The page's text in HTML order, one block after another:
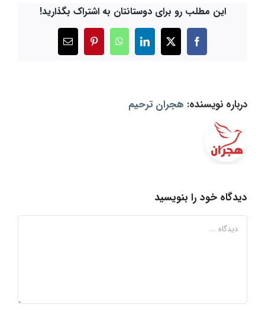
این مطلب رو برای دوستانتان به اشتراک بگذارید!
Facebook
X
LinkedIn
WhatsApp
Pinterest
درباره نویسنده: هجران ترحیم
دیدگاه خود را بنویسید
دیدگاه